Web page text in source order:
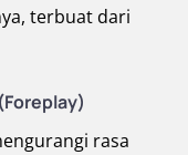
terbuat dari
rasa